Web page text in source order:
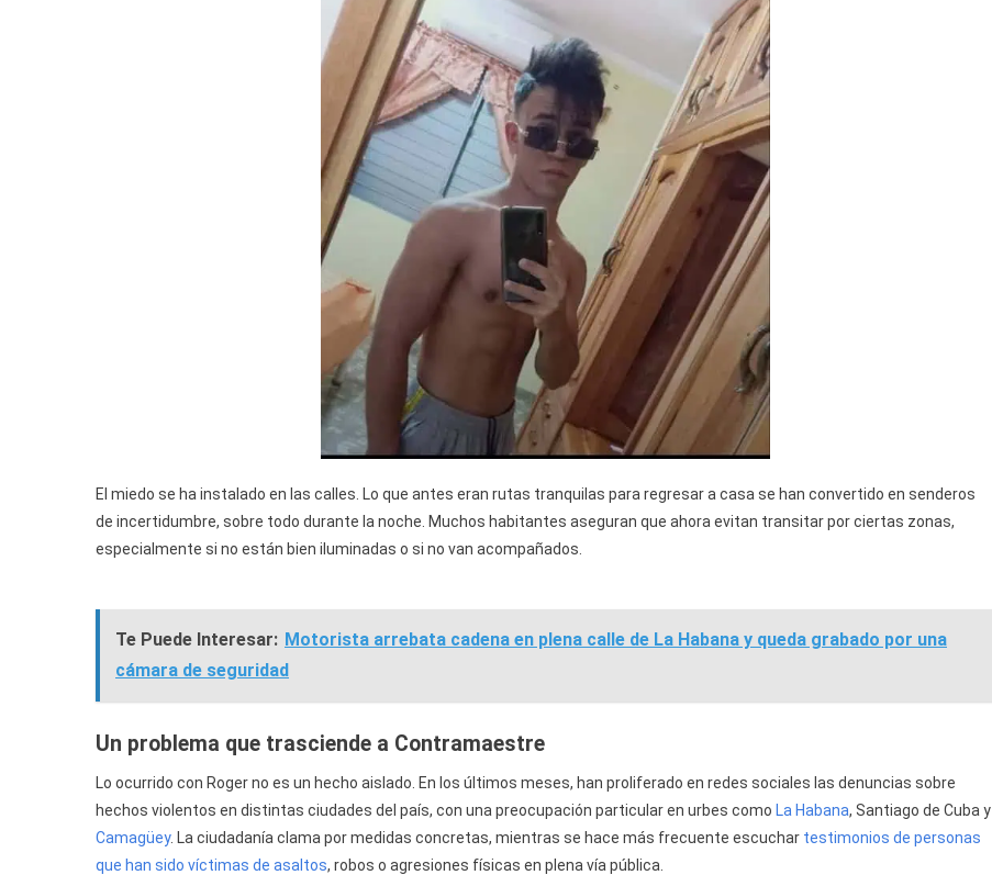
El miedo se ha instalado en las calles. Lo que antes eran rutas tranquilas para regresar a casa se han convertido en senderos
de incertidumbre, sobre todo durante la noche. Muchos habitantes aseguran que ahora evitan transitar por ciertas zonas,
especialmente si no están bien iluminadas o si no van acompañados.
Te Puede Interesar: Motorista arrebata cadena en plena calle de La Habana y queda grabado por una
cámara de seguridad
Un problema que trasciende a Contramaestre
Lo ocurrido con Roger no es un hecho aislado. En los últimos meses, han proliferado en redes sociales las denuncias sobre
hechos violentos en distintas ciudades del país, con una preocupación particular en urbes como La Habana, Santiago de Cuba y
Camagüey. La ciudadanía clama por medidas concretas, mientras se hace más frecuente escuchar testimonios de personas
que han sido víctimas de asaltos, robos o agresiones físicas en plena vía pública.